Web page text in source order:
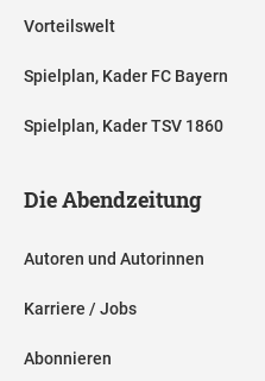
Vorteilswelt
Spielplan, Kader FC Bayern
Spielplan, Kader TSV 1860
Die Abendzeitung
Autoren und Autorinnen
Karriere / Jobs
Abonnieren